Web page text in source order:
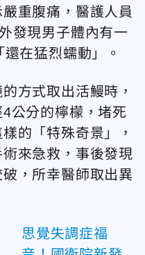
重腹痛，醫護人員
發現男子體內有一
在猛烈蠕動」。
方式取出活鰻時，
公分的檸檬，堵死
的「特殊奇景」，
來急救，事後發現
，所幸醫師取出異
思覺失調症福